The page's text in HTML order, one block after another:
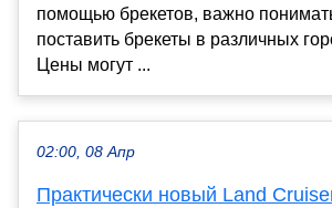
помощью брекетов, важно
поставить брекеты в различных
Цены могут ...
02:00, 08 Апр
Практически новый Land